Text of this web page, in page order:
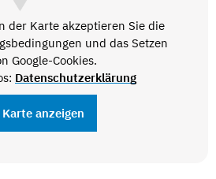
der Karte akzeptieren Sie die
und das Setzen
Google-Cookies.
Datenschutzerklärung
Karte anzeigen